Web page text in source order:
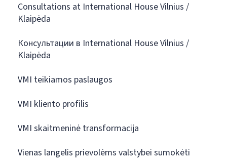
Consultations at International House Vilnius /
Klaipėda
Консультации в International House Vilnius /
Klaipėda
VMI teikiamos paslaugos
VMI kliento profilis
VMI skaitmeninė transformacija
Vienas langelis prievolėms valstybei sumokėti